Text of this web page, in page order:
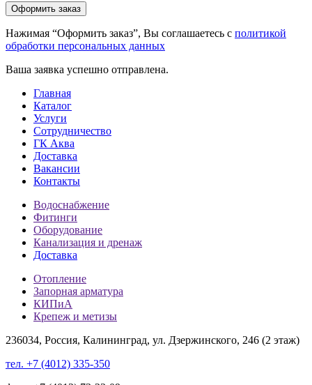
Нажимая “Оформить заказ”, Вы соглашаетесь с политикой
обработки персональных данных
Ваша заявка успешно отправлена.
Главная
Каталог
Услуги
Сотрудничество
ГК Аква
Доставка
Вакансии
Контакты
Водоснабжение
Фитинги
Оборудование
Канализация и дренаж
Доставка
Отопление
Запорная арматура
КИПиА
Крепеж и метизы
236034, Россия, Калининград, ул. Дзержинского, 246 (2 этаж)
тел. +7 (4012) 335-350